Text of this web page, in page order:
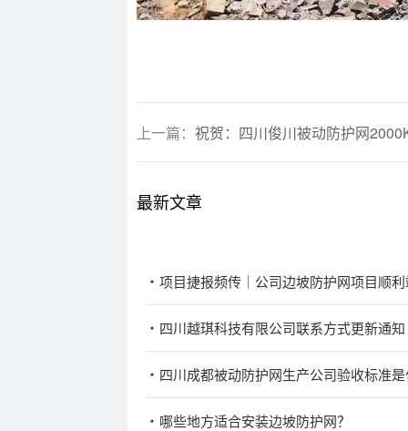
上一篇： 祝贺：四川俊川被动防护网
最新文章
项目捷报频传｜公司边坡防护网项目顺
四川越琪科技有限公司联系方式更新通知
四川成都被动防护网生产公司验收标准
哪些地方适合安装边坡防护网？